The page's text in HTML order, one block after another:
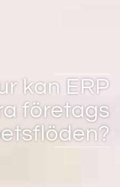
kan ERP
företags